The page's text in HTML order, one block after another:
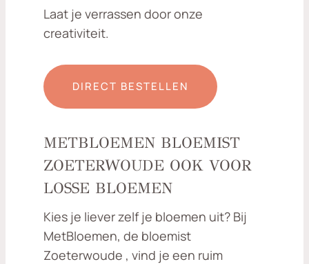
Laat je verrassen door onze
creativiteit.
DIRECT BESTELLEN
METBLOEMEN BLOEMIST
ZOETERWOUDE OOK VOOR
LOSSE BLOEMEN
Kies je liever zelf je bloemen uit? Bij
MetBloemen, de bloemist
Zoeterwoude , vind je een ruim